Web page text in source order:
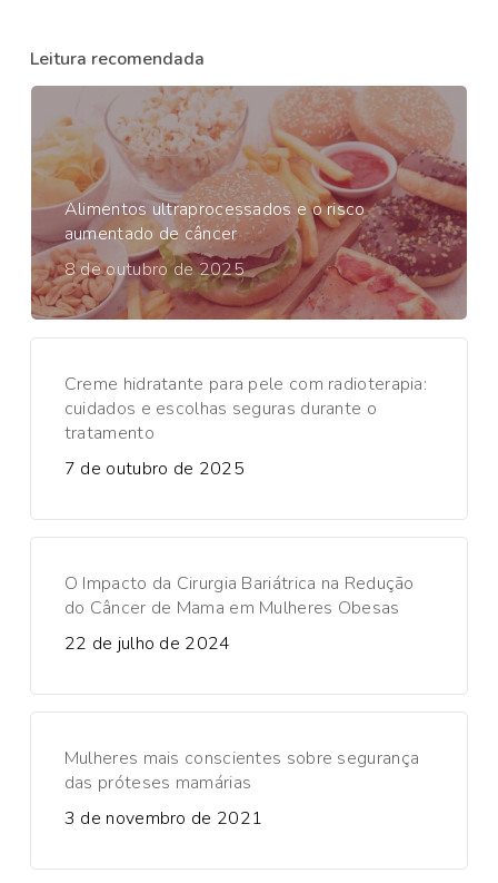
Leitura recomendada
Alimentos ultraprocessados e o risco
aumentado de câncer
8 de outubro de 2025
Creme hidratante para pele com radioterapia:
cuidados e escolhas seguras durante o
tratamento
7 de outubro de 2025
O Impacto da Cirurgia Bariátrica na Redução
do Câncer de Mama em Mulheres Obesas
22 de julho de 2024
Mulheres mais conscientes sobre segurança
das próteses mamárias
3 de novembro de 2021